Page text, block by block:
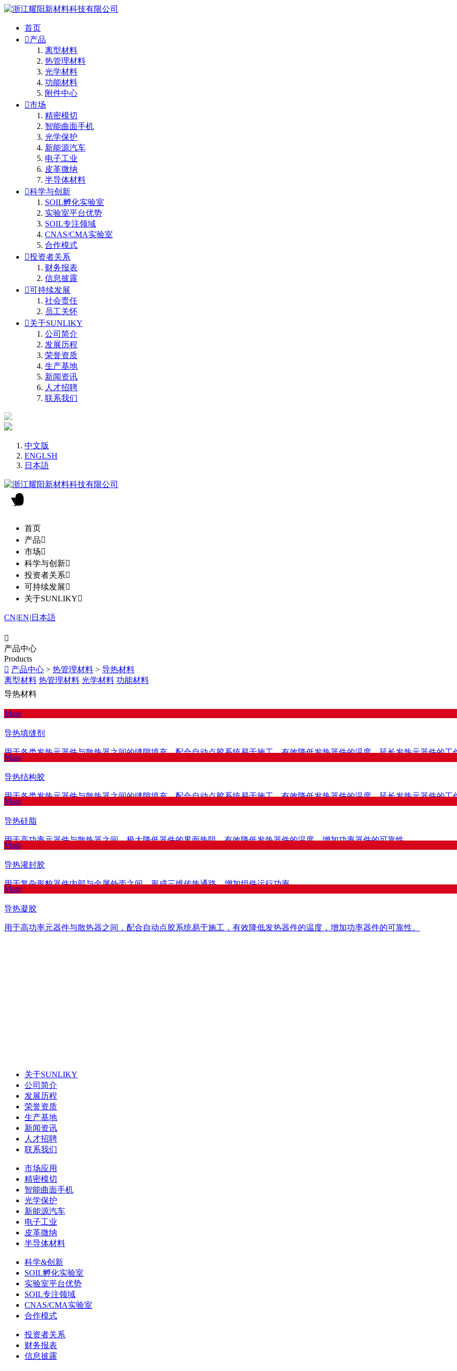
首页
产品
离型材料
热管理材料
光学材料
功能材料
附件中心
市场
精密模切
智能曲面手机
光学保护
新能源汽车
电子工业
皮革微纳
半导体材料
科学与创新
SOIL孵化实验室
实验室平台优势
SOIL专注领域
CNAS/CMA实验室
合作模式
投资者关系
财务报表
信息披露
可持续发展
社会责任
员工关怀
关于SUNLIKY
公司简介
发展历程
荣誉资质
生产基地
新闻资讯
人才招聘
联系我们
中文版
ENGLSH
日本語
首页
产品
市场
科学与创新
投资者关系
可持续发展
关于SUNLIKY
CN|EN| 日本語

产品中心
Products
 产品中心 > 热管理材料 > 导热材料
离型材料 热管理材料 光学材料 功能材料
导热材料
Main
导热填缝剂
用于各类发热元器件与散热器之间的缝隙填充，配合自动点胶系统易于施工，有效降低发热器件的温度，延长发热元器件的工
Main
导热结构胶
用于各类发热元器件与散热器之间的缝隙填充，配合自动点胶系统易于施工，有效降低发热器件的温度，延长发热元器件的工
Main
导热硅脂
用于高功率元器件与散热器之间，极大降低器件的界面热阻，有效降低发热器件的温度，增加功率器件的可靠性。
Main
导热灌封胶
用于复杂形貌器件内部与金属外壳之间，形成三维传热通路，增加组件运行功率。
Main
导热凝胶
用于高功率元器件与散热器之间，配合自动点胶系统易于施工，有效降低发热器件的温度，增加功率器件的可靠性。
关于SUNLIKY
公司简介
发展历程
荣誉资质
生产基地
新闻资讯
人才招聘
联系我们
市场应用
精密模切
智能曲面手机
光学保护
新能源汽车
电子工业
皮革微纳
半导体材料
科学&创新
SOIL孵化实验室
实验室平台优势
SOIL专注领域
CNAS/CMA实验室
合作模式
投资者关系
财务报表
信息披露